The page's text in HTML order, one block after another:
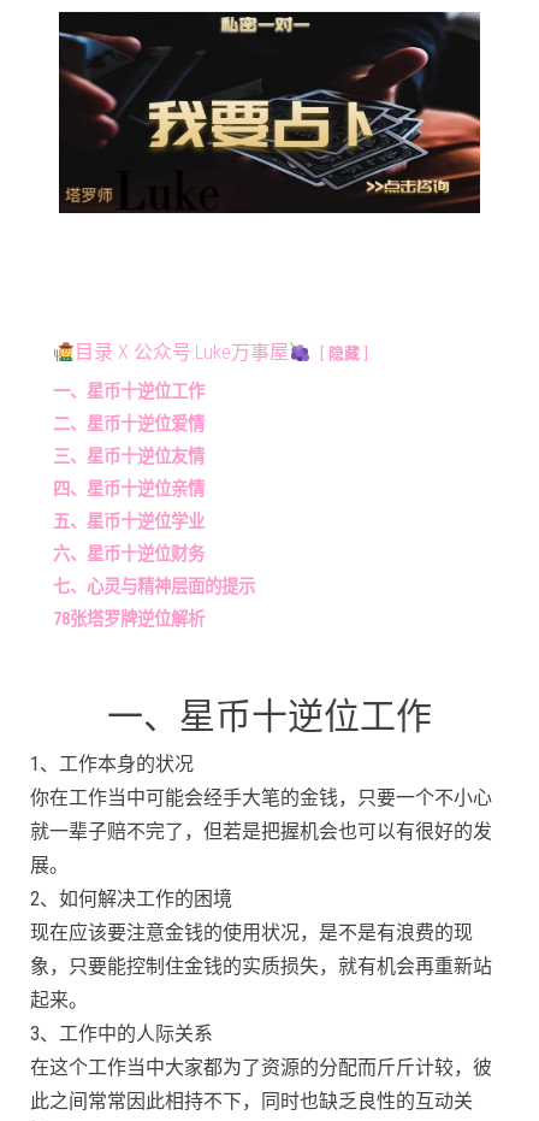
目录 X 公众号:Luke万事屋 隐藏
一、星币十逆位工作
二、星币十逆位爱情
三、星币十逆位友情
四、星币十逆位亲情
五、星币十逆位学业
六、星币十逆位财务
七、心灵与精神层面的提示
78张塔罗牌逆位解析
一、星币十逆位工作
1、工作本身的状况
你在工作当中可能会经手大笔的金钱，只要一个不小心
就一辈子赔不完了，但若是把握机会也可以有很好的发
展。
2、如何解决工作的困境
现在应该要注意金钱的使用状况，是不是有浪费的现
象，只要能控制住金钱的实质损失，就有机会再重新站
起来。
3、工作中的人际关系
在这个工作当中大家都为了资源的分配而斤斤计较，彼
此之间常常因此相持不下，同时也缺乏良性的互动关